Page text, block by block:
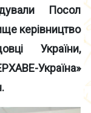
Посол
керівництво
України,
Україна»